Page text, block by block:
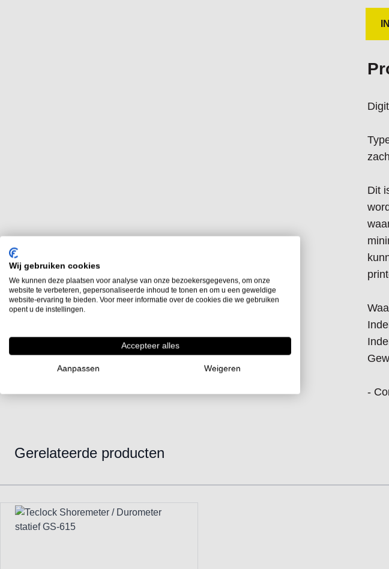
Dit
-
Gerelateerde producten
Navigating through the elements of the carousel is possible using the tab key. You can
Press to skip carousel
Wij gebruiken cookies
We kunnen deze plaatsen voor analyse van onze bezoekersgegevens, om onze
website te verbeteren, gepersonaliseerde inhoud te tonen en om u een geweldige
website-ervaring te bieden. Voor meer informatie over de cookies die we gebruiken
opent u de instellingen.
Accepteer alles
Aanpassen Weigeren